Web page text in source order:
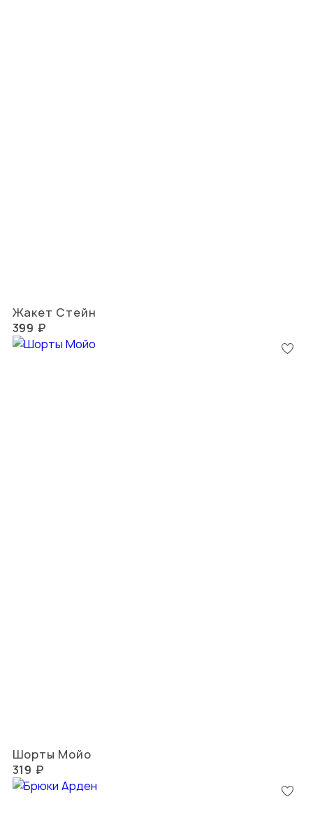
Жакет Стейн
399 ₽
Шорты Мойо
319 ₽